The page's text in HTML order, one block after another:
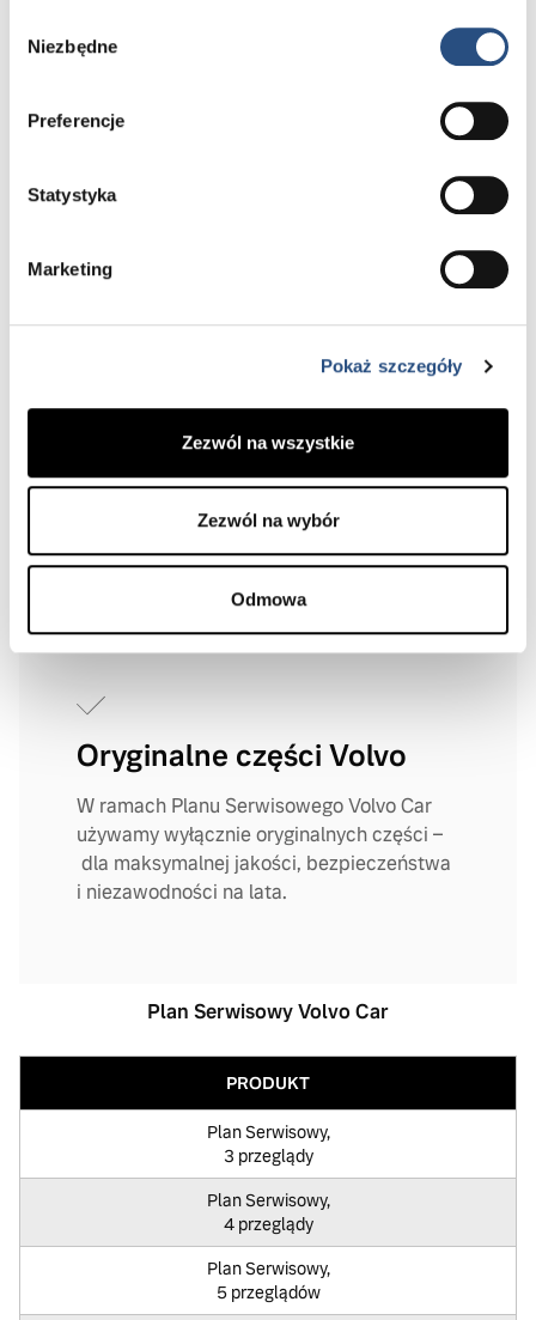
zgody
Niezbędne
Preferencje
Statystyka
Marketing
Pokaż szczegóły
Zezwól na wszystkie
Zezwól na wybór
Odmowa
Dożywotnia gwarancja
Serwisie Volvo, otrzymujesz dożywotnią
Profesjonalna opieka
Serwisowanie przez doskonale
przeszkolonych specjalistów Volvo, którzy
dbają o każdy detal.
Oryginalne części Volvo
W ramach Planu Serwisowego Volvo Car
używamy wyłącznie oryginalnych części –
dla maksymalnej jakości, bezpieczeństwa
i niezawodności na lata.
Plan Serwisowy Volvo Car
PRODUKT
Plan Serwisowy,
3 przeglądy
Plan Serwisowy,
4 przeglądy
Plan Serwisowy,
5 przeglądów